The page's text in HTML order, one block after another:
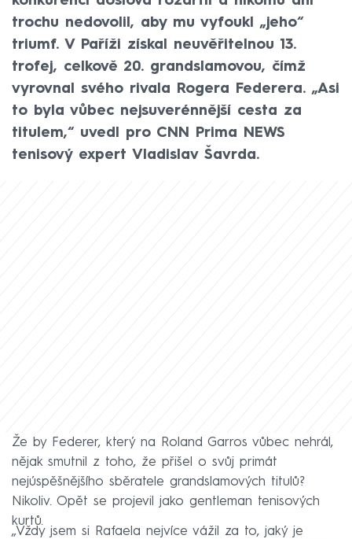
trochu nedovolil, aby mu vyfoukl „jeho“
triumf. V Paříži získal neuvěřitelnou 13.
trofej, celkově 20. grandslamovou, čímž
vyrovnal svého rivala Rogera Federera. „Asi
to byla vůbec nejsuverénnější cesta za
titulem,“ uvedl pro CNN Prima NEWS
tenisový expert Vladislav Šavrda.
Že by Federer, který na Roland Garros vůbec nehrál,
nějak smutnil z toho, že přišel o svůj primát
nejúspěšnějšího sběratele grandslamových titulů?
Nikoliv. Opět se projevil jako gentleman tenisových
kurtů.
„Vždy jsem si Rafaela nejvíce vážil za to, jaký je